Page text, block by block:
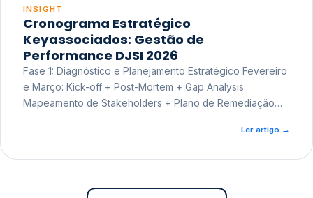
INSIGHT
Cronograma Estratégico
Keyassociados: Gestão de
Performance DJSI 2026
Fase 1: Diagnóstico e Planejamento Estratégico Fevereiro
e Março: Kick-off + Post-Mortem + Gap Analysis
Mapeamento de Stakeholders + Plano de Remediação
Ler artigo →